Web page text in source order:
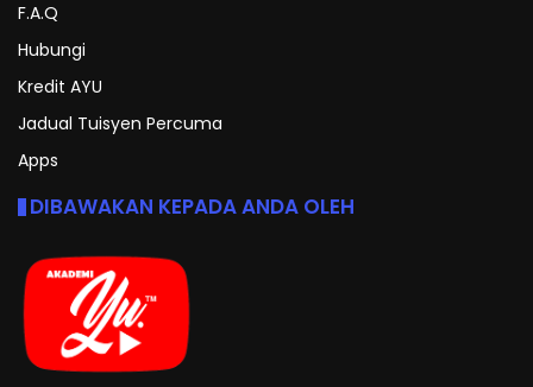
F.A.Q
Hubungi
Kredit AYU
Jadual Tuisyen Percuma
Apps
DIBAWAKAN KEPADA ANDA OLEH